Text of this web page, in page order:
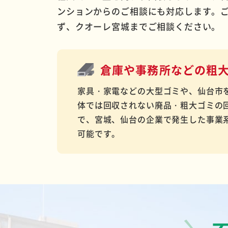
ンションからのご相談にも対応します。
ず、クオーレ宮城までご相談ください。
倉庫や事務所などの粗
家具・家電などの大型ゴミや、仙台市
体では回収されない廃品・粗大ゴミの
で、宮城、仙台の企業で発生した事業
可能です。